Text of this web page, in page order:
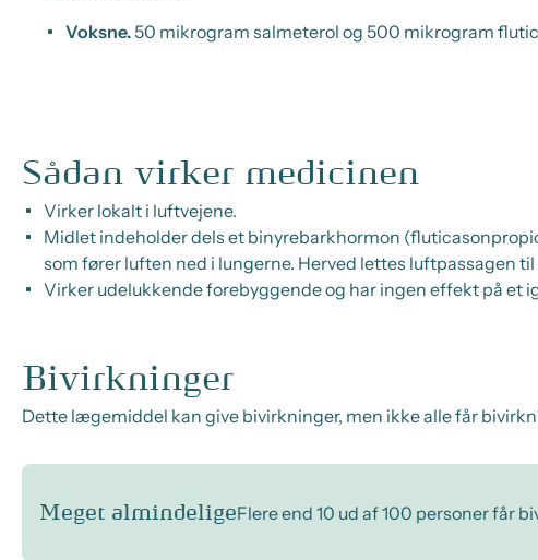
Voksne.50 mikrogram salmeterol og 500 mikrogram
Sådan virker medicinen
Virker lokalt i luftvejene.
Midlet indeholder dels et binyrebarkhormon
som fører luften ned i lungerne. Herved lettes luftpassagen
Virker udelukkende forebyggende og har ingen effekt på et
Bivirkninger
Dette lægemiddel kan give bivirkninger, men ikke alle får
Meget almindeligeFlere end 10 ud af 100 personer får